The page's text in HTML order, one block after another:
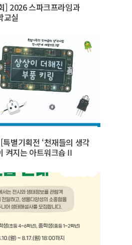
] 2026 스파크프라임과
교실
별기획전 ‘천재들의 생각
켜지는 아트워크숍Ⅱ